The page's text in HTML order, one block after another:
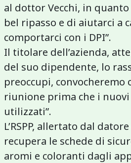
al dottor Vecchi, in quanto
bel ripasso e di aiutarci a
comportarci con i DPI”.
Il titolare dell’azienda,
del suo dipendente, lo
preoccupi, convocheremo
riunione prima che i
utilizzati”.
L’RSPP, allertato dal
recupera le schede di
aromi e coloranti dagli